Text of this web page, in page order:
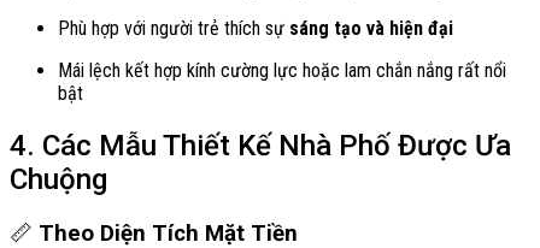
Phù hợp với người trẻ thích sự sáng tạo và hiện đại
Mái lệch kết hợp kính cường lực hoặc lam chắn nắng rất nổi
bật
4. Các Mẫu Thiết Kế Nhà Phố Được Ưa
Chuộng
📏 Theo Diện Tích Mặt Tiền